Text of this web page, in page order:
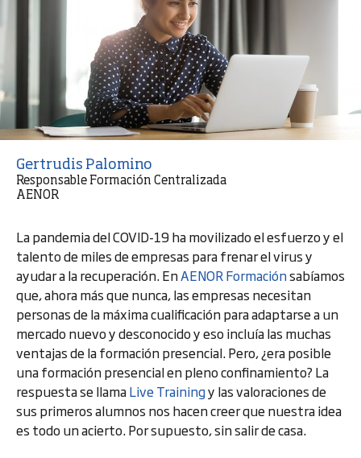
Gertrudis Palomino
Responsable Formación Centralizada
AENOR
La pandemia del COVID-19 ha movilizado el esfuerzo y el
talento de miles de empresas para frenar el virus y
ayudar a la recuperación. EnAENOR Formaciónsabíamos
que, ahora más que nunca, las empresas necesitan
personas de la máxima cualificación para adaptarse a un
mercado nuevo y desconocido y eso incluía las muchas
ventajas de la formación presencial. Pero, ¿era posible
una formación presencial en pleno confinamiento? La
respuesta se llamaLive Trainingy las valoraciones de
sus primeros alumnos nos hacen creer que nuestra idea
es todo un acierto. Por supuesto, sin salir de casa.